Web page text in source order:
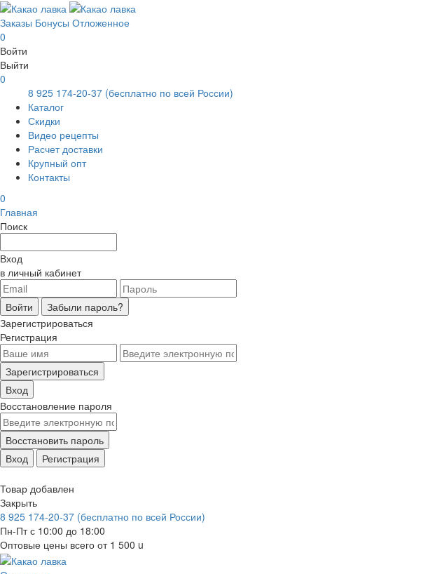
Заказы Бонусы Отложенное
0
Войти
Выйти
0
8 925 174-20-37 (бесплатно по всей России)
Каталог
Скидки
Видео рецепты
Расчет доставки
Крупный опт
Контакты
0
Главная
Поиск
Вход
в личный кабинет
Войти
Забыли пароль?
Зарегистрироваться
Регистрация
Зарегистрироваться
Вход
Восстановление пароля
Восстановить пароль
Вход
Регистрация
Товар добавлен
Закрыть
8 925 174-20-37 (бесплатно по всей России)
Пн-Пт с 10:00 до 18:00
Оптовые цены всего от 1 500 u